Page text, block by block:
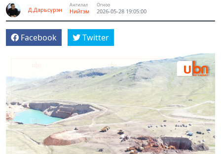
Д.Дарьсүрэн
Ангилал
Нийгэм
Огноо
2026-05-28 19:05:00
Facebook Twitter